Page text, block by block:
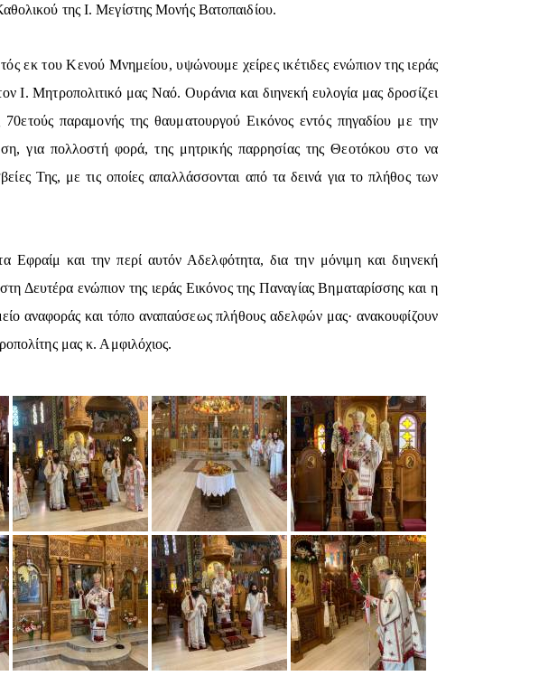
της Ι. Μεγίστης Μονής Βατοπαιδίου.
του Κενού Μνημείου, υψώνουμε χείρες ικέτιδες ενώπιον της ιεράς
Ι. Μητροπολιτικό μας Ναό. Ουράνια και διηνεκή ευλογία μας δροσίζει
παραμονής της θαυματουργού Εικόνος εντός πηγαδίου με την
για πολλοστή φορά, της μητρικής παρρησίας της Θεοτόκου στο να
Της, με τις οποίες απαλλάσσονται από τα δεινά για το πλήθος των
Εφραίμ και την περί αυτόν Αδελφότητα, δια την μόνιμη και διηνεκή
Δευτέρα ενώπιον της ιεράς Εικόνος της Παναγίας Βηματαρίσσης και η
αναφοράς και τόπο αναπαύσεως πλήθους αδελφών μας· ανακουφίζουν
μας κ. Αμφιλόχιος.